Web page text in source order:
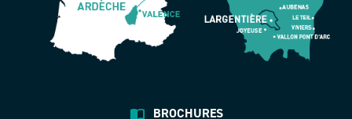
BROCHURES